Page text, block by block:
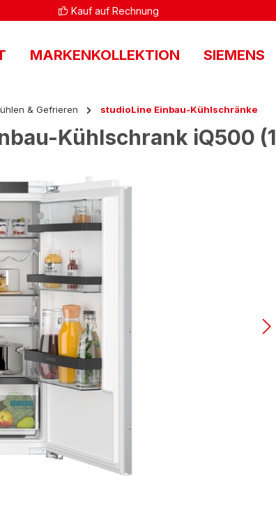
Kauf auf Rechnung
MARKENKOLLEKTION SIEMENS
& Gefrieren studioLine Einbau-Kühlschränke
Kühlschrank iQ500